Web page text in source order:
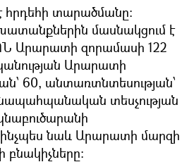
տարածմանը։
մասնակցում է
Արարատի զորամասի 122
Արարատի
60, անտառտնտեսության՝
տեսչության
նաև Արարատի մարզի
բնակիչները: